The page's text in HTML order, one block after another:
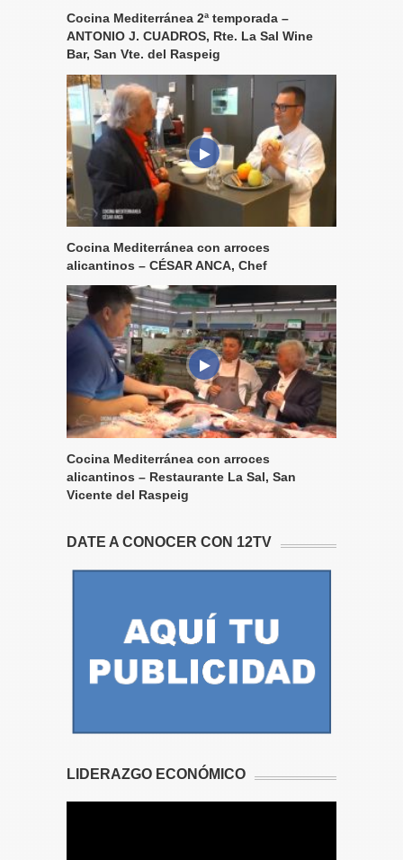
Cocina Mediterránea 2ª temporada –
ANTONIO J. CUADROS, Rte. La Sal Wine
Bar, San Vte. del Raspeig
Cocina Mediterránea con arroces
alicantinos – CÉSAR ANCA, Chef
Cocina Mediterránea con arroces
alicantinos – Restaurante La Sal, San
Vicente del Raspeig
DATE A CONOCER CON 12TV
LIDERAZGO ECONÓMICO